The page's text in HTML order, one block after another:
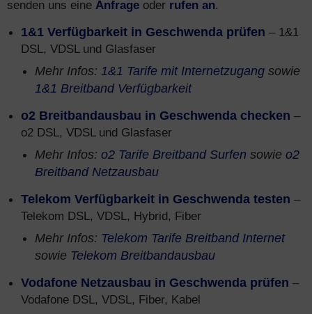
senden uns eine Anfrage oder rufen an.
1&1 Verfügbarkeit in Geschwenda prüfen – 1&1
DSL, VDSL und Glasfaser
Mehr Infos: 1&1 Tarife mit Internetzugang sowie
1&1 Breitband Verfügbarkeit
o2 Breitbandausbau in Geschwenda checken –
o2 DSL, VDSL und Glasfaser
Mehr Infos: o2 Tarife Breitband Surfen sowie o2
Breitband Netzausbau
Telekom Verfügbarkeit in Geschwenda testen –
Telekom DSL, VDSL, Hybrid, Fiber
Mehr Infos: Telekom Tarife Breitband Internet
sowie Telekom Breitbandausbau
Vodafone Netzausbau in Geschwenda prüfen –
Vodafone DSL, VDSL, Fiber, Kabel